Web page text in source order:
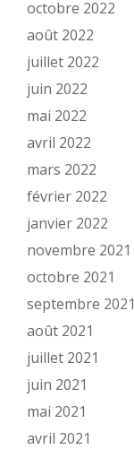
octobre 2022
août 2022
juillet 2022
juin 2022
mai 2022
avril 2022
mars 2022
février 2022
janvier 2022
novembre 2021
octobre 2021
septembre 2021
août 2021
juillet 2021
juin 2021
mai 2021
avril 2021